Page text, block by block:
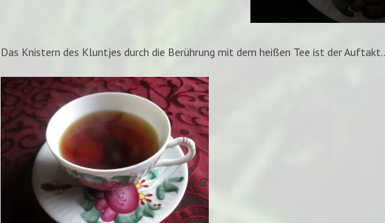
Das Knistern des Kluntjes durch die Berührung mit dem heißen Tee ist der Auftakt..